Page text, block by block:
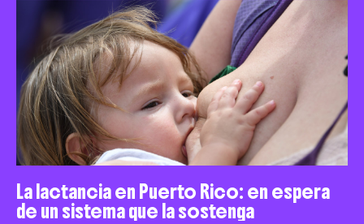
La lactancia en Puerto Rico: en espera
de un sistema que la sostenga